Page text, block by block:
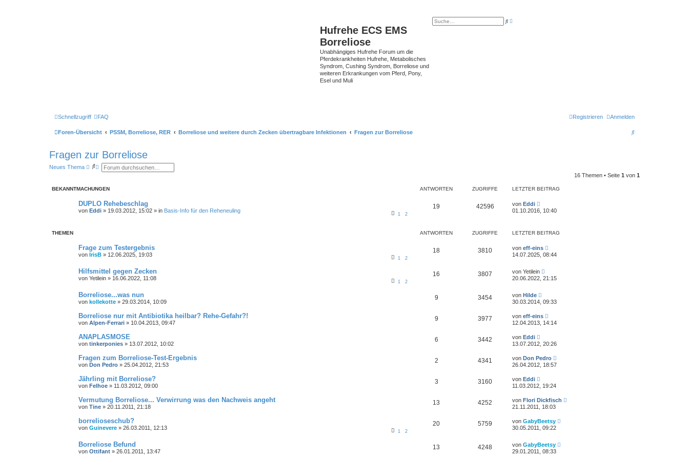
Hufrehe ECS EMS
Borreliose
Unabhängiges Hufrehe Forum um die
Pferdekrankheiten Hufrehe, Metabolisches
Syndrom, Cushing Syndrom, Borreliose und
weiteren Erkrankungen vom Pferd, Pony,
Esel und Muli
S
Schnellzugriff FAQ Anmelden
Registrieren
Foren-Übersicht PSSM, Borreliose, RER Borreliose und weitere durch Zecken übertragbare Infektionen Fragen zur Borreliose
S
Fragen zur Borreliose
Neues Thema
S
e
E
i
e
r
t
h
e
16 Themen • Seite 1 von 1
BEKANNTMACHUNGEN ANTWORTEN ZUGRIFFE LETZTER BEITRAG
DUPLO Rehebeschlag
von Eddi » 19.03.2012, 15:02 » in Basis-Info für den Reheneuling
1 2
19 42596 von Eddi
01.10.2016, 10:40
THEMEN ANTWORTEN ZUGRIFFE LETZTER BEITRAG
Frage zum Testergebnis
von IrisB » 12.06.2025, 19:03
1 2
18 3810 von eff-eins
14.07.2025, 08:44
Hilfsmittel gegen Zecken
von Yetilein » 16.06.2022, 11:08
1 2
16 3807 von Yetilein
20.06.2022, 21:15
Borreliose...was nun
von kollekotte » 29.03.2014, 10:09
9 3454 von Hilde
30.03.2014, 09:33
Borreliose nur mit Antibiotika heilbar? Rehe-Gefahr?!
von Alpen-Ferrari » 10.04.2013, 09:47
9 3977 von eff-eins
12.04.2013, 14:14
ANAPLASMOSE
von tinkerponies » 13.07.2012, 10:02
6 3442 von Eddi
13.07.2012, 20:26
Fragen zum Borreliose-Test-Ergebnis
von Don Pedro » 25.04.2012, 21:53
2 4341 von Don Pedro
26.04.2012, 18:57
Jährling mit Borreliose?
von Felhoe » 11.03.2012, 09:00
3 3160 von Eddi
11.03.2012, 19:24
Vermutung Borreliose... Verwirrung was den Nachweis angeht
von Tine » 20.11.2011, 21:18
13 4252 von Flori Dickfisch
21.11.2011, 18:03
borrelioseschub?
von Guinevere » 26.03.2011, 12:13
1 2
20 5759 von GabyBeetsy
30.05.2011, 09:22
Borreliose Befund
von Ottifant » 26.01.2011, 13:47
13 4248 von GabyBeetsy
29.01.2011, 08:33